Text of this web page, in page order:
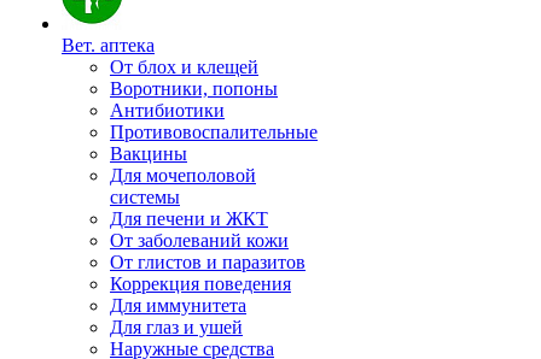
Вет. аптека
От блох и клещей
Воротники, попоны
Антибиотики
Противовоспалительные
Вакцины
Для мочеполовой
системы
Для печени и ЖКТ
От заболеваний кожи
От глистов и паразитов
Коррекция поведения
Для иммунитета
Для глаз и ушей
Наружные средства